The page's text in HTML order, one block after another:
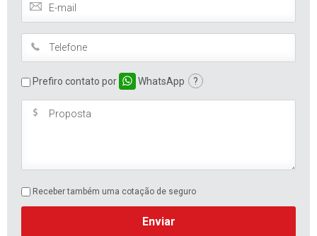
Prefiro contato por WhatsApp ?
Receber também uma cotação de seguro
Enviar